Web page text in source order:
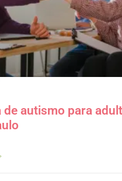
de autismo para